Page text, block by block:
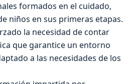
formados en el cuidado,
niños en sus primeras etapas.
la necesidad de contar
que garantice un entorno
a las necesidades de los